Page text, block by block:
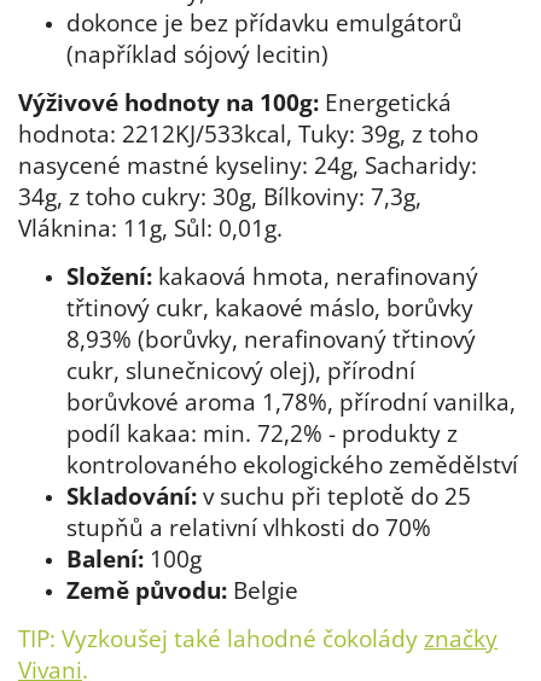
dokonce je bez přídavku emulgátorů
(například sójový lecitin)
Výživové hodnoty na 100g: Energetická
hodnota: 2212KJ/533kcal, Tuky: 39g, z toho
nasycené mastné kyseliny: 24g, Sacharidy:
34g, z toho cukry: 30g, Bílkoviny: 7,3g,
Vláknina: 11g, Sůl: 0,01g.
Složení: kakaová hmota, nerafinovaný
třtinový cukr, kakaové máslo, borůvky
8,93% (borůvky, nerafinovaný třtinový
cukr, slunečnicový olej), přírodní
borůvkové aroma 1,78%, přírodní vanilka,
podíl kakaa: min. 72,2% - produkty z
kontrolovaného ekologického zemědělství
Skladování: v suchu při teplotě do 25
stupňů a relativní vlhkosti do 70%
Balení: 100g
Země původu: Belgie
TIP: Vyzkoušej také lahodné čokolády značky
Vivani.